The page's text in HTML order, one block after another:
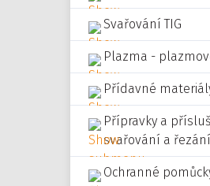
Svařování TIG
Plazma -
Přídavné
Přípravky a
svařování a řezání
Ochranné